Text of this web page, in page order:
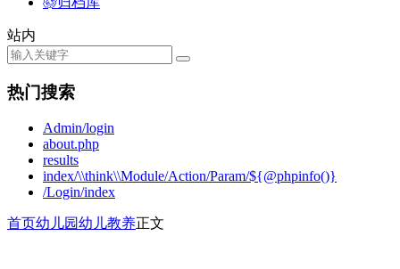
站内
热门搜索
Admin/login
about.php
results
index/\\think\\Module/Action/Param/${@phpinfo()}
/Login/index
首页幼儿园幼儿教养正文